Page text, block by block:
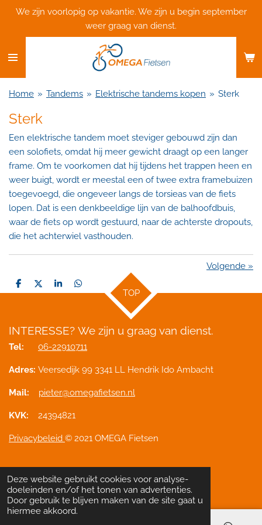
Deze website gebruikt cookies voor analyse-
doeleinden en/of het tonen van advertenties.
Door gebruik te blijven maken van de site gaat u
hiermee akkoord.
Ga
de
We zijn voorlopig op vakantie. We zijn u begin september
weer graag van dienst.
Home » Tandems » Elektrische tandems kopen » Sterk
Sterk
Een elektrische tandem moet steviger gebouwd zijn dan
een solofiets, omdat hij meer gewicht draagt ​​op een langer
frame. Om te voorkomen dat hij tijdens het trappen heen en
weer buigt, wordt er meestal een of twee extra framebuizen
toegevoegd, die ongeveer langs de torsieas van de fiets
lopen. Dat is een denkbeeldige lijn van de balhoofdbuis,
waar de fiets op wordt gestuurd, naar de achterste dropouts,
die het achterwiel vasthouden.
Volgende »
D
e
D
e
S
h
D
e
TOP
INTERESSE? We zijn u graag van dienst.
Tel: 06-22910711
Adres: Veersedijk 99 3341 LL Hendrik Ido Ambacht
Mail: pieter@omegafietsen.nl
KVK: 24394821
Privacybeleid © 2021 OMEGA Fietsen
Delen Deel Share Pinnen Delen